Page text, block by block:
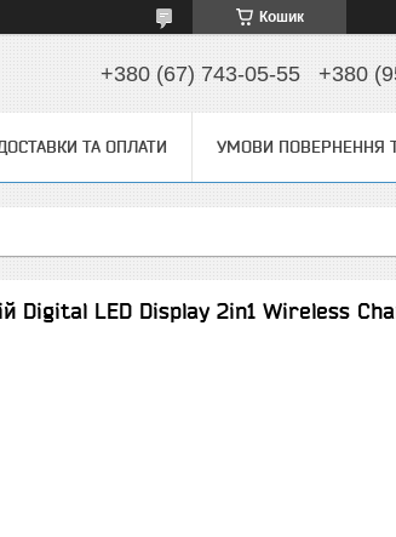
Кошик
+380 (67) 743-05-55 +380
ТА ОПЛАТИ УМОВИ ПОВЕРНЕННЯ
Digital LED Display 2in1 Wireless